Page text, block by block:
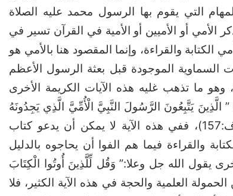
التي يقوم بها الرسول محمد عليه الصلاة
الأمي أو الأميين أو الأمية في القرآن تسير في
الكتابة والقراءة، وإنما المقصود هنا بالأمي هو
السماوية الموجودة قبل بعثة الرسول الأعظم
وهو ما تذهب غليه هذه الآيات الكريمة الأخرى
الَّذِينَ يَتَّبِعُونَ الرَّسُولَ النَّبِيَّ الْأُمِّيَّ الَّذِي يَجِدُونَهُ
مَكْتُوبًا عِنْدَهُمْ فِي التَّوْرَاةِ وَالْإِنْجِيلِ”/ (الأعراف:157)، ففي هذه الآية لا يمكن أن يدعو كتاب
والقراءة فيما هم الفوا أن يحاجوه بالدليل
يقول الله جل وعلا:” وَقُل لِّلَّذِينَ أُوتُوا الْكِتَابَ
هنا لديه من الحمولة العلمية والحجة في هذه الآية الكثير، فلا